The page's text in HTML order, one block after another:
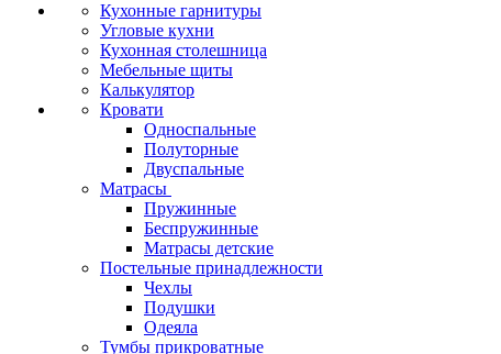
Кухонные гарнитуры
Угловые кухни
Кухонная столешница
Мебельные щиты
Калькулятор
Кровати
Односпальные
Полуторные
Двуспальные
Матрасы
Пружинные
Беспружинные
Матрасы детские
Постельные принадлежности
Чехлы
Подушки
Одеяла
Тумбы прикроватные